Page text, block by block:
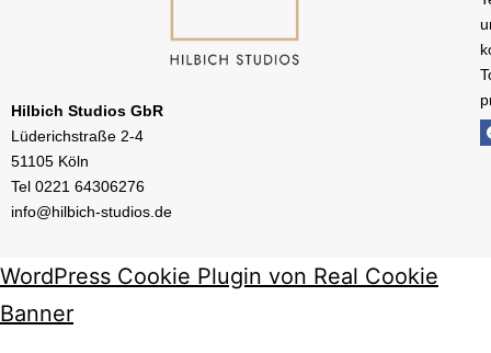
Hilbich Studios GbR
Lüderichstraße 2-4
51105 Köln
Tel 0221 64306276
info@hilbich-studios.de
WordPress Cookie Plugin von Real Cookie
Banner